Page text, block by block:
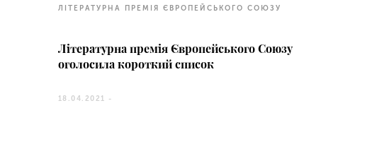
ЛІТЕРАТУРНА ПРЕМІЯ ЄВРОПЕЙСЬКОГО СОЮЗУ
Літературна премія Європейського Союзу
оголосила короткий список
18.04.2021 -